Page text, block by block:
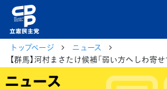
トップページ
ニュース
ニュース